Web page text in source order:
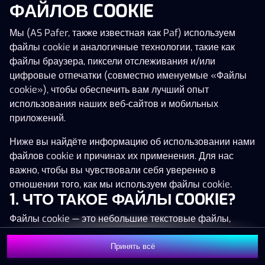
Нажми в любое место!
MEGA 1 377 776 €
MAJOR 26 825 €Присоединиться
ФАЙЛОВ COOKIE
Мы (AS Pafer, также известная как Paf) используем
файлы cookie и аналогичные технологии, такие как
файлы браузера, пиксели отслеживания и/или
цифровые отпечатки (совместно именуемые «Файлы
cookie»), чтобы обеспечить вам лучший опыт
использования наших веб-сайтов и мобильных
приложений.
Ниже вы найдёте информацию об использовании нами
файлов cookie и причинах их применения. Для нас
важно, чтобы вы чувствовали себя уверенно в
отношении того, как мы используем файлы cookie.
1. ЧТО ТАКОЕ ФАЙЛЫ COOKIE?
Файлы cookie — это небольшие текстовые файлы,
которые сохраняются на вашем устройстве (например,
на компьютере, мобильном телефоне или планшете)
при посещении наших веб-сайтов. Размещение
Принять всё